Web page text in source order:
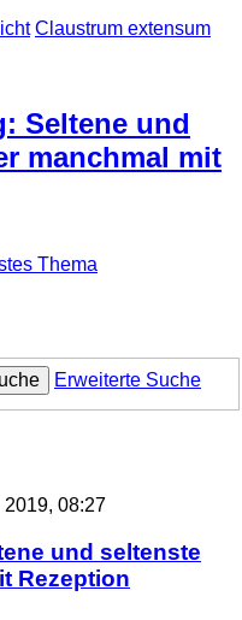
Claustrum extensum
Seltene und
manchmal mit
Thema
Erweiterte Suche
2019, 08:27
und seltenste
Rezeption